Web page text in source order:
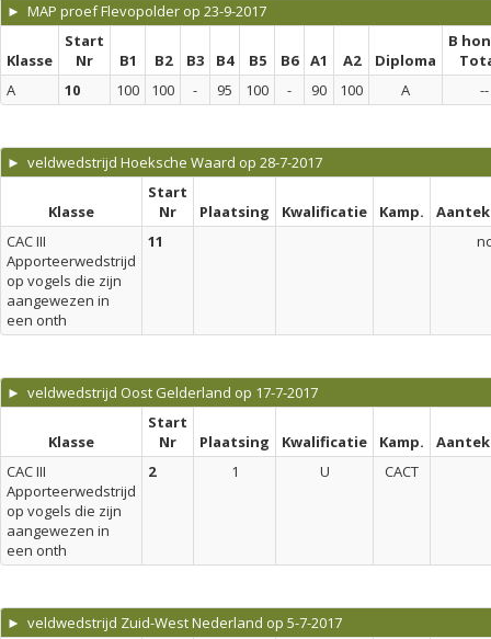
► MAP proef Flevopolder op 23-9-2017
Klasse
Start
Nr
B1 B2 B3 B4 B5 B6 A1 A2 Diploma
B
A
10 100 100 - 95 100 - 90 100 A --
► veldwedstrijd Hoeksche Waard op 28-7-2017
Klasse
Start
Nr
Plaatsing Kwalificatie Kamp.
CAC III
Apporteerwedstrijd
op vogels die zijn
aangewezen in
een onth
11 nc
► veldwedstrijd Oost Gelderland op 17-7-2017
Klasse
Start
Nr
Plaatsing Kwalificatie Kamp.
CAC III
Apporteerwedstrijd
op vogels die zijn
aangewezen in
een onth
2 1 U CACT
► veldwedstrijd Zuid-West Nederland op 5-7-2017